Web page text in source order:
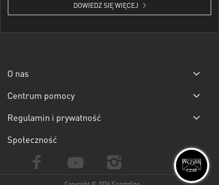
DOWIEDZ SIĘ WIĘCEJ
O nas
Centrum pomocy
Regulamin i prywatność
Społeczność
Wczytaj
czat